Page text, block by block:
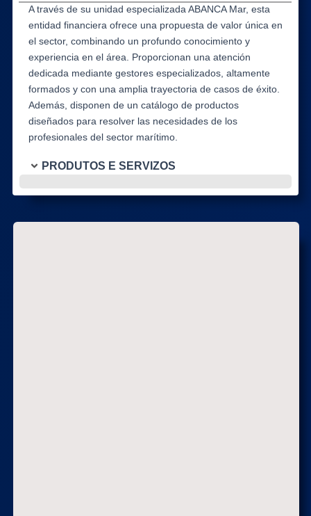
A través de su unidad especializada ABANCA Mar, esta
entidad financiera ofrece una propuesta de valor única en
el sector, combinando un profundo conocimiento y
experiencia en el área. Proporcionan una atención
dedicada mediante gestores especializados, altamente
formados y con una amplia trayectoria de casos de éxito.
Además, disponen de un catálogo de productos
diseñados para resolver las necesidades de los
profesionales del sector marítimo.
PRODUTOS E SERVIZOS